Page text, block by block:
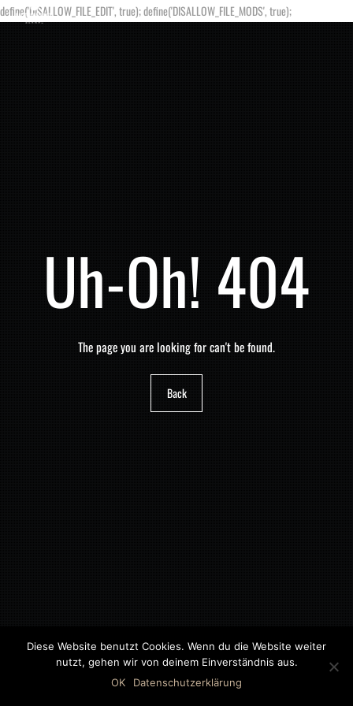
define('DISALLOW_FILE_EDIT', true); define('DISALLOW_FILE_MODS', true);
Uh-Oh! 404
The page you are looking for can't be found.
Back
©2018 MWB – MOTORWAGEN BERNAU GMBH
Diese Website benutzt Cookies. Wenn du die Website weiter
nutzt, gehen wir von deinem Einverständnis aus.
OK
Datenschutzerklärung